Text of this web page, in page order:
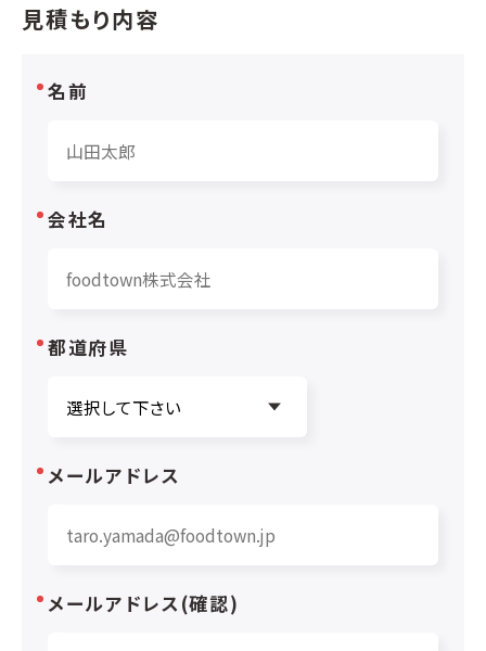
見積もり内容
名前
会社名
都道府県
メールアドレス
メールアドレス(確認)